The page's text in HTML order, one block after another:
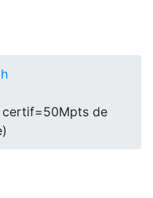
certif=50Mpts de